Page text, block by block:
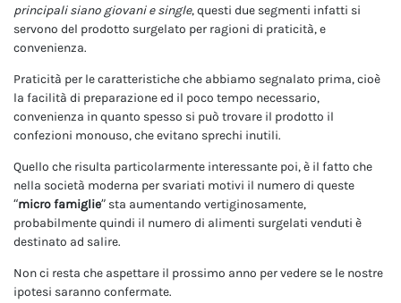
principali siano giovani e single, questi due segmenti infatti si
servono del prodotto surgelato per ragioni di praticità, e
convenienza.
Praticità per le caratteristiche che abbiamo segnalato prima, cioè
la facilità di preparazione ed il poco tempo necessario,
convenienza in quanto spesso si può trovare il prodotto il
confezioni monouso, che evitano sprechi inutili.
Quello che risulta particolarmente interessante poi, è il fatto che
nella società moderna per svariati motivi il numero di queste
“micro famiglie” sta aumentando vertiginosamente,
probabilmente quindi il numero di alimenti surgelati venduti è
destinato ad salire.
Non ci resta che aspettare il prossimo anno per vedere se le nostre
ipotesi saranno confermate.